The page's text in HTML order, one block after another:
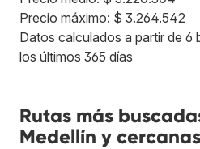
Precio máximo: $ 3.264.542
Datos calculados a partir de 6
los últimos 365 días
Rutas más
Medellín y